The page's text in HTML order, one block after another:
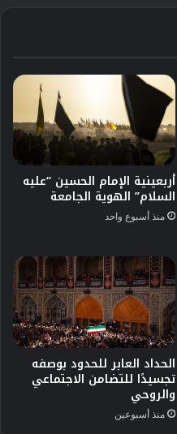
أربعينية الإمام الحسين “عليه
السلام” الهوية الجامعة
منذ أسبوع واحد
الحداد العابر للحدود بوصفه
تجسيدًا للتضامن الاجتماعي
والروحي
منذ أسبوعين